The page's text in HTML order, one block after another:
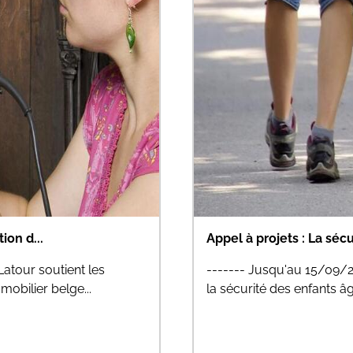
dans le domaine de
Appel à projet jeunesse
------- Jusqu'au 16/09/
secteurs de l’Aide à la